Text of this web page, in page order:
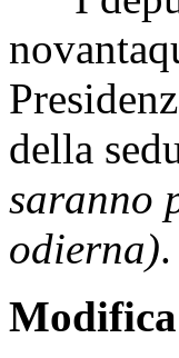
della
saranno
odierna).